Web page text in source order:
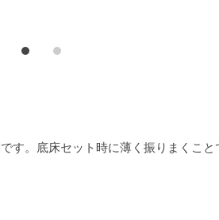
プ
プ
す。底床セット時に薄く振りまくこ